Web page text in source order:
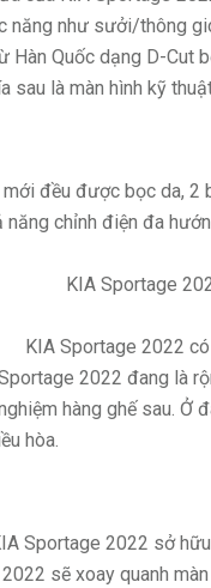
năng như sưởi/thông
Hàn Quốc dạng D-Cut
sau là màn hình kỹ
đều được bọc da, 2
chỉnh điện đa
KIA Sportage
KIA Sportage 2022
2022 đang là
hàng ghế sau. Ở
hòa.
Sportage 2022 sở
sẽ xoay quanh